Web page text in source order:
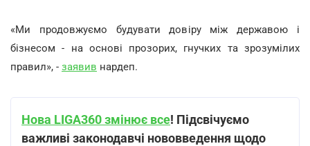
«Ми продовжуємо будувати довіру між державою і
бізнесом - на основі прозорих, гнучких та зрозумілих
правил», - заявив нардеп.
Нова LIGA360 змінює все! Підсвічуємо
важливі законодавчі нововведення щодо